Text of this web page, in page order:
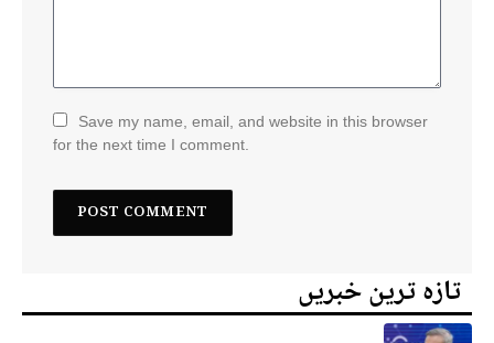
Save my name, email, and website in this browser
for the next time I comment.
تازہ ترین خبریں